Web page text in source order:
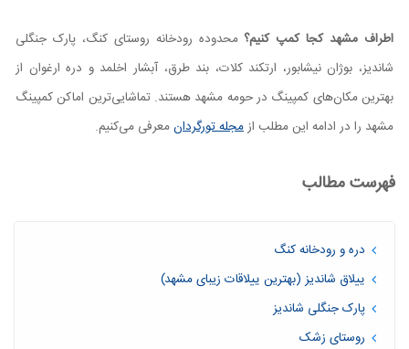
اطراف مشهد کجا کمپ کنیم؟ محدوده رودخانه روستای کنگ، پارک جنگلی
شاندیز، بوژان نیشابور، ارتکند کلات، بند طرق، آبشار اخلمد و دره ارغوان از
بهترین مکان‌های کمپینگ در حومه مشهد هستند. تماشایی‌ترین اماکن کمپینگ
مشهد را در ادامه این مطلب ازمجله تورگردانمعرفی می‌کنیم.
فهرست مطالب
دره و رودخانه کنگ
ییلاق شاندیز (بهترین ییلاقات زیبای مشهد)
پارک جنگلی شاندیز
روستای زشک